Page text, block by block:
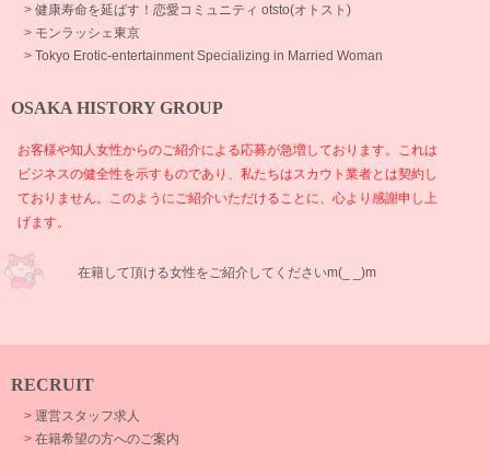
> 健康寿命を延ばす！恋愛コミュニティ otsto(オトスト)
> モンラッシェ東京
> Tokyo Erotic-entertainment Specializing in Married Woman
OSAKA HISTORY GROUP
お客様や知人女性からのご紹介による応募が急増しております。これは
ビジネスの健全性を示すものであり、私たちはスカウト業者とは契約し
ておりません。このようにご紹介いただけることに、心より感謝申し上
げます。
在籍して頂ける女性をご紹介してくださいm(_ _)m
RECRUIT
> 運営スタッフ求人
> 在籍希望の方へのご案内